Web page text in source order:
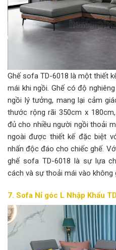
Ghế sofa TD-6018 là một thiết
mái khi ngồi. Ghế có độ
ngồi lý tưởng, mang lại cảm
thước rộng rãi 350cm x
đủ cho nhiều người ngồi thoải
ngoài được thiết kế đặc biệt
nhấn độc đáo cho chiếc ghế.
ghế sofa TD-6018 là sự lựa
cách và sự thoải mái vào không
7. Sofa Nỉ góc L Nhập Khẩu